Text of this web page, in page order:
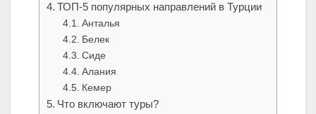
ТОП-5 популярных направлений в Турции
Анталья
Белек
Сиде
Алания
Кемер
Что включают туры?